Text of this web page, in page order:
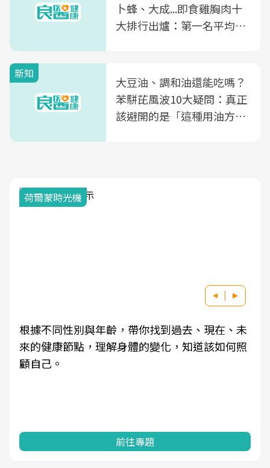
卜蜂、大成...即食雞胸肉十
大排行出爐：第一名平均一
新知
大豆油、調和油還能吃嗎？
苯駢芘風波10大疑問：真正
該避開的是「這種用油方
荷爾蒙時光機
根據不同性別與年齡，帶你找到過去、現在、未
來的健康節點，理解身體的變化，知道該如何照
顧自己。
前往專題